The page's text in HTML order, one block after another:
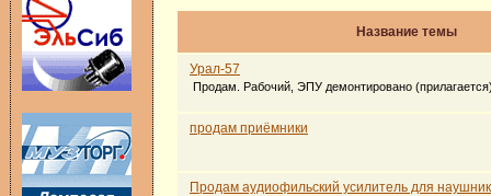
Название темы
Урал-57
Продам. Рабочий, ЭПУ демонтировано
продам приёмники
Продам аудиофильский усилитель для